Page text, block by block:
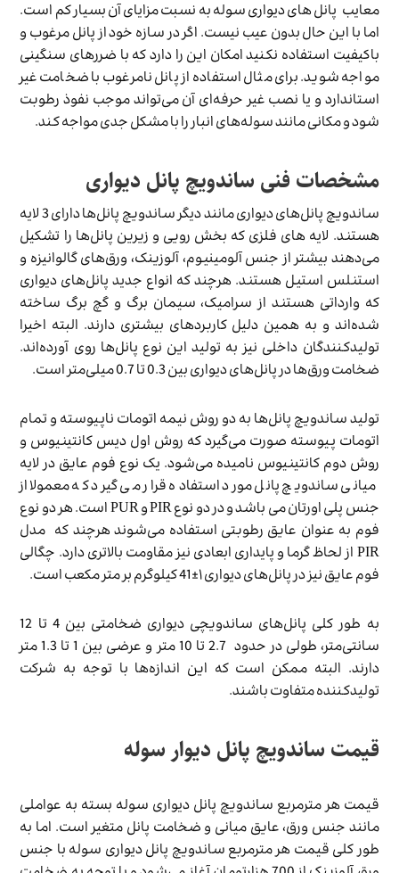
معایب پانل‌ های دیواری سوله به نسبت مزایای آن بسیار کم است.
اما با این حال بدون عیب نیست. اگر در سازه خود از پانل مرغوب و
باکیفیت استفاده نکنید امکان این را دارد که با ضررهای سنگینی
مواجه شوید. برای مثال استفاده از پانل نامرغوب با ضخامت غیر
استاندارد و یا نصب غیر حرفه‌ای آن می‌تواند موجب نفوذ رطوبت
شود و مکانی مانند سوله‌های انبار را با مشکل جدی مواجه کند.
مشخصات فنی ساندویچ پانل دیواری
ساندویچ پانل‌های دیواری مانند دیگر ساندویچ پانل‌ها دارای 3 لایه
هستند. لایه ‌های فلزی که بخش رویی و زیرین پانل‌ها را تشکیل
می‌دهند بیشتر از جنس آلومینیوم، آلوزینک، ورق‌های گالوانیزه و
استنلس استیل هستند. هرچند که انواع جدید پانل‌های دیواری
که وارداتی هستند از سرامیک، سیمان برگ و گچ برگ ساخته
شده‌اند و به همین دلیل کاربردهای بیشتری دارند. البته اخیرا
تولیدکنندگان داخلی نیز به تولید این نوع پانل‌ها روی آورده‌اند.
ضخامت ورق‌ها در پانل‌های دیواری بین 0.3 تا 0.7 میلی‌متر است.
تولید ساندویچ پانل‌ها به دو روش نیمه اتومات ناپیوسته و تمام
اتومات پیوسته صورت می‌گیرد که روش اول دیس کانتینیوس و
روش دوم کانتینیوس نامیده می‌شود. یک نوع فوم عایق در لایه
میانی ساندویچ پانل مورد استفاده قرار می گیرد که معمولا از
جنس پلی اورتان می باشد و در دو نوع PIR و PUR است. هر دو نوع
فوم به عنوان عایق رطوبتی استفاده می‌شوند هرچند که مدل
PIR از لحاظ گرما و پایداری ابعادی نیز مقاومت بالاتری دارد. چگالی
فوم عایق نیز در پانل‌های دیواری ۱±41 کیلوگرم بر متر مکعب است.
به طور کلی پانل‌های ساندویچی دیواری ضخامتی بین 4 تا 12
سانتی‌متر، طولی در حدود 2.7 تا 10 متر و عرضی بین 1 تا 1.3 متر
دارند. البته ممکن است که این اندازه‌ها با توجه به شرکت
تولیدکننده متفاوت باشند.
قیمت ساندویچ پانل دیوار سوله
قیمت هر مترمربع ساندویچ پانل دیواری سوله بسته به عواملی
مانند جنس ورق، عایق میانی و ضخامت پانل متغیر است. اما به
طور کلی قیمت هر مترمربع ساندویچ پانل دیواری سوله با جنس